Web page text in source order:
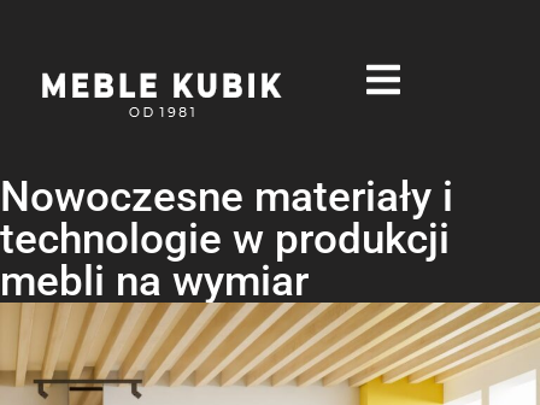
Nowoczesne materiały i
technologie w produkcji
mebli na wymiar